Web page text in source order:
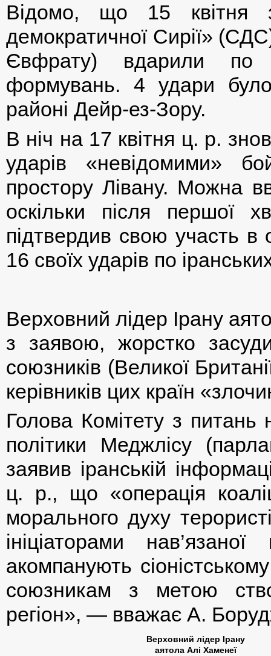
Відомо, що 15 квітня
демократичної Сирії»
Євфрату) вдарили по
формувань. 4 удари
районі Дейр-ез-Зору.
В ніч на 17 квітня ц. р.
ударів «невідомими»
простору Лівану. Можна
оскільки після першої
підтвердив свою участь в
16 своїх ударів по
Верховний лідер Ірану
з заявою, жорстко
союзників (Великої
керівників цих країн
Голова Комітету з питань
політики Меджлісу
заявив іранській
ц. р., що «операція
морального духу
ініціаторами
акомпанують
союзникам з метою
регіон», — вважає А.
Верховний лідер Ірану
аятола Алі Хаменеї